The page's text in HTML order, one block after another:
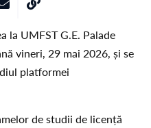
la UMFST G.E. Palade
vineri, 29 mai 2026, și se
platformei
de studii de licență